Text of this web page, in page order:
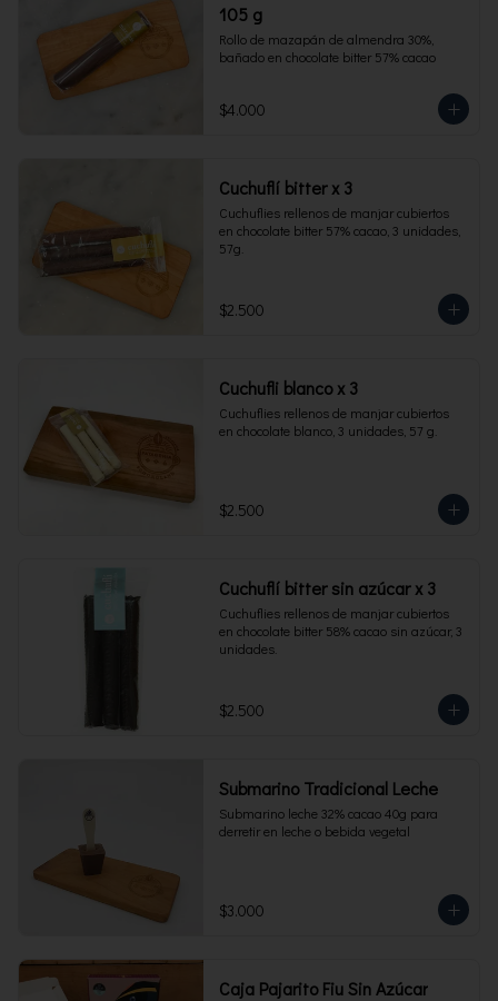
105 g
Rollo de mazapán de almendra 30%,
bañado en chocolate bitter 57% cacao
$4.000
Cuchuflí bitter x 3
Cuchuflies rellenos de manjar cubiertos
en chocolate bitter 57% cacao, 3 unidades,
57g.
$2.500
Cuchufli blanco x 3
Cuchuflies rellenos de manjar cubiertos
en chocolate blanco, 3 unidades, 57 g.
$2.500
Cuchuflí bitter sin azúcar x 3
Cuchuflies rellenos de manjar cubiertos
en chocolate bitter 58% cacao sin azúcar, 3
unidades.
$2.500
Submarino Tradicional Leche
Submarino leche 32% cacao 40g para
derretir en leche o bebida vegetal
$3.000
Caja Pajarito Fiu Sin Azúcar